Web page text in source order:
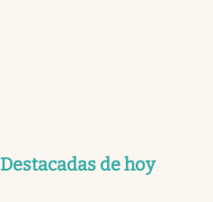
Destacadas de hoy